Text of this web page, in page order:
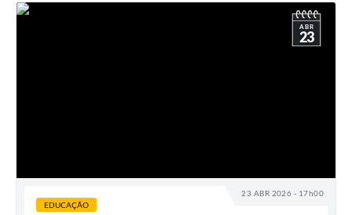
23 ABR 2026 - 17h00
ABR
23
EDUCAÇÃO